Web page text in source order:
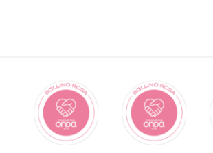
Diagnostica senologica - Breast Unit
ecografie mammarie);
Screening mammografico;
Biopsie di qualsiasi organo, con guida